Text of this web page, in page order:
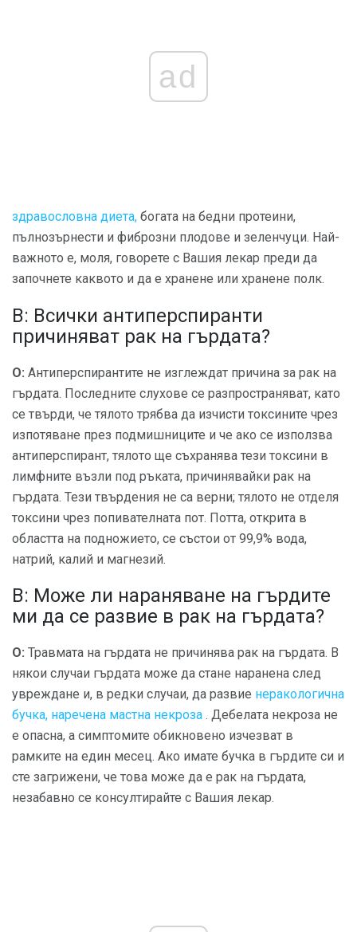
ad
здравословна диета, богата на бедни протеини,
пълнозърнести и фиброзни плодове и зеленчуци. Най-
важното е, моля, говорете с Вашия лекар преди да
започнете каквото и да е хранене или хранене полк.
В: Всички антиперспиранти
причиняват рак на гърдата?
О: Антиперспирантите не изглеждат причина за рак на
гърдата. Последните слухове се разпространяват, като
се твърди, че тялото трябва да изчисти токсините чрез
изпотяване през подмишниците и че ако се използва
антиперспирант, тялото ще съхранява тези токсини в
лимфните възли под ръката, причинявайки рак на
гърдата. Тези твърдения не са верни; тялото не отделя
токсини чрез попивателната пот. Потта, открита в
областта на подножието, се състои от 99,9% вода,
натрий, калий и магнезий.
В: Може ли нараняване на гърдите
ми да се развие в рак на гърдата?
О: Травмата на гърдата не причинява рак на гърдата. В
някои случаи гърдата може да стане наранена след
увреждане и, в редки случаи, да развие неракологична
бучка, наречена мастна некроза . Дебелата некроза не
е опасна, а симптомите обикновено изчезват в
рамките на един месец. Ако имате бучка в гърдите си и
сте загрижени, че това може да е рак на гърдата,
незабавно се консултирайте с Вашия лекар.